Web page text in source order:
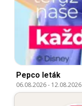
Pepco leták
06.08.2026- 12.08.2026